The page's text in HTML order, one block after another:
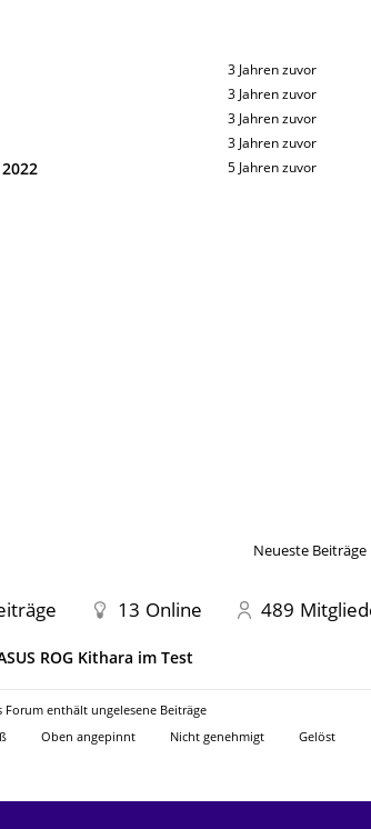
3 Jahren zuvor
3 Jahren zuvor
3 Jahren zuvor
3 Jahren zuvor
5 Jahren zuvor
Neueste Beiträge
13 Online 489
ROG Kithara im Test
Forum enthält ungelesene Beiträge
Oben angepinnt Nicht genehmigt Gelöst